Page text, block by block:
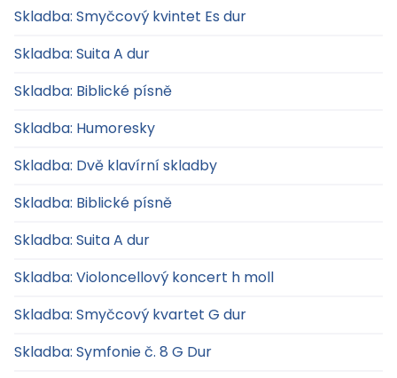
Skladba: Smyčcový kvintet Es dur
Skladba: Suita A dur
Skladba: Biblické písně
Skladba: Humoresky
Skladba: Dvě klavírní skladby
Skladba: Biblické písně
Skladba: Suita A dur
Skladba: Violoncellový koncert h moll
Skladba: Smyčcový kvartet G dur
Skladba: Symfonie č. 8 G Dur